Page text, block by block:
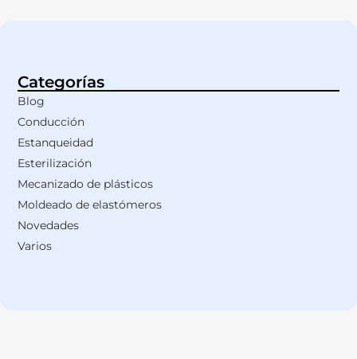
Categorías
Blog
Conducción
Estanqueidad
Esterilización
Mecanizado de plásticos
Moldeado de elastómeros
Novedades
Varios